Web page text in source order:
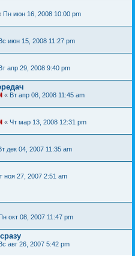
Пн июн 16, 2008 10:00 pm
июн 15, 2008 11:27 pm
апр 29, 2008 9:40 pm
« Вт апр 08, 2008 11:45 am
« Чт мар 13, 2008 12:31 pm
дек 04, 2007 11:35 am
ноя 27, 2007 2:51 am
окт 08, 2007 11:47 pm
авг 26, 2007 5:42 pm